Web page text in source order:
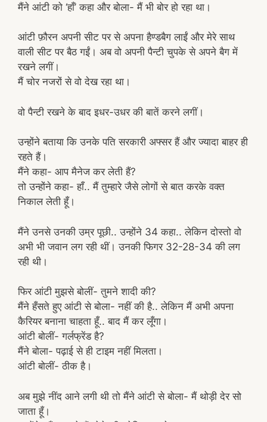
मैंने आंटी को ‘हाँ’ कहा और बोला- मैं भी बोर हो रहा था।
आंटी फ़ौरन अपनी सीट पर से अपना हैण्डबैग लाईं और मेरे साथ
वाली सीट पर बैठ गईं। अब वो अपनी पैन्टी चुपके से अपने बैग में
रखने लगीं।
मैं चोर नजरों से वो देख रहा था।
वो पैन्टी रखने के बाद इधर-उधर की बातें करने लगीं।
उन्होंने बताया कि उनके पति सरकारी अफ्सर हैं और ज्यादा बाहर ही
रहते हैं।
मैंने कहा- आप मैनेज कर लेती हैं?
तो उन्होंने कहा- हाँ.. मैं तुम्हारे जैसे लोगों से बात करके वक्त
निकाल लेती हूँ।
मैंने उनसे उनकी उम्र पूछी.. उन्होंने 34 कहा.. लेकिन दोस्तो वो
अभी भी जवान लग रही थीं। उनकी फिगर 32-28-34 की लग
रही थी।
फिर आंटी मुझसे बोलीं- तुमने शादी की?
मैंने हँसते हुए आंटी से बोला- नहीं की है.. लेकिन मैं अभी अपना
कैरियर बनाना चाहता हूँ.. बाद मैं कर लूँगा।
आंटी बोलीं- गर्लफ्रेंड है?
मैंने बोला- पढ़ाई से ही टाइम नहीं मिलता।
आंटी बोलीं- ठीक है।
अब मुझे नींद आने लगी थी तो मैंने आंटी से बोला- मैं थोड़ी देर सो
जाता हूँ।